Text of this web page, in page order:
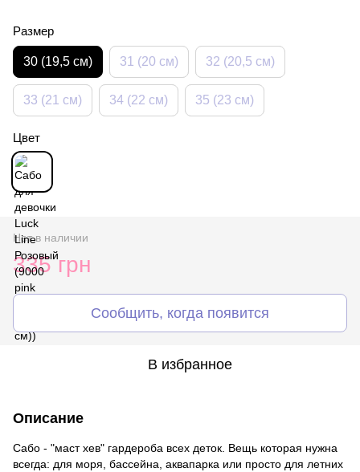
Размер
30 (19,5 см) 31 (20 см) 32 (20,5 см)
33 (21 см) 34 (22 см) 35 (23 см)
Цвет
Нет в наличии
335 грн
Сообщить, когда появится
В избранное
Описание
Сабо - "маст хев" гардероба всех деток. Вещь которая нужна
всегда: для моря, бассейна, аквапарка или просто для летних